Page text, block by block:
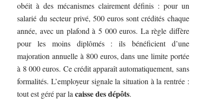
obéit à des mécanismes clairement définis : pour un
salarié du secteur privé, 500 euros sont crédités chaque
année, avec un plafond à 5 000 euros. La règle diffère
pour les moins diplômés : ils bénéficient d’une
majoration annuelle à 800 euros, dans une limite portée
à 8 000 euros. Ce crédit apparaît automatiquement, sans
formalités. L’employeur signale la situation à la rentrée :
tout est géré par lacaisse des dépôts.